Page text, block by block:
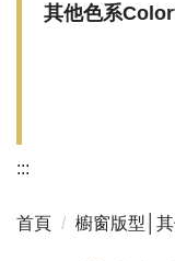
其他色系
:::
首頁 櫥窗版型│